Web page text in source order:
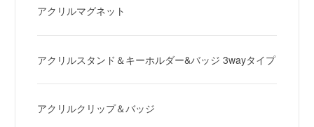
アクリルマグネット
アクリルスタンド＆キーホルダー&バッジ 3wayタイプ
アクリルクリップ＆バッジ